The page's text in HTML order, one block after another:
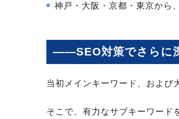
神戸・大阪・京都・東京から
――SEO対策でさらに
当初メインキーワード、および
そこで、有力なサブキーワード